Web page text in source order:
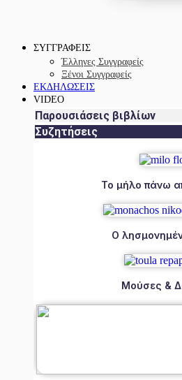
ΣΥΓΓΡΑΦΕΙΣ
Έλληνες Συγγραφείς
Ξένοι Συγγραφείς
ΕΚΔΗΛΩΣΕΙΣ
VIDEO
Παρουσιάσεις βιβλίων
Συζητήσεις
Το μήλο πάνω
Ο
Μούσες &